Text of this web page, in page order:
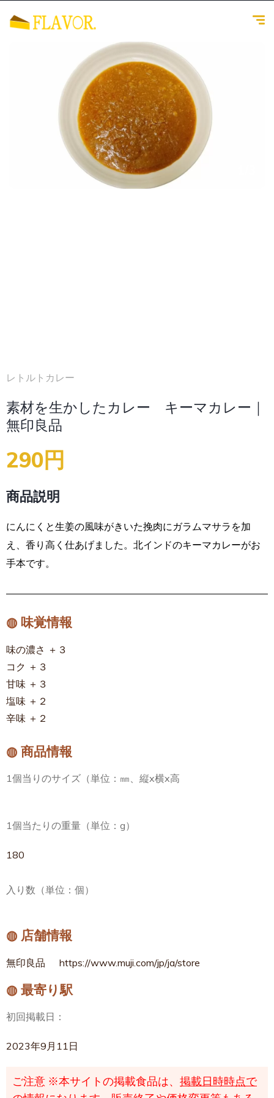
レトルトカレー
素材を生かしたカレー キーマカレー｜
無印良品
290円
商品説明
にんにくと生姜の風味がきいた挽肉にガラムマサラを加
え、香り高く仕あげました。北インドのキーマカレーがお
手本です。
◍ 味覚情報
味の濃さ ＋３
コク ＋３
甘味 ＋３
塩味 ＋２
辛味 ＋２
◍ 商品情報
1個当りのサイズ（単位：㎜、縦x横x高
1個当たりの重量（単位：g）
180
入り数（単位：個）
◍ 店舗情報
無印良品 https://www.muji.com/jp/ja/store
◍ 最寄り駅
初回掲載日：
2023年9月11日
ご注意 ※本サイトの掲載食品は、 掲載日時時点で